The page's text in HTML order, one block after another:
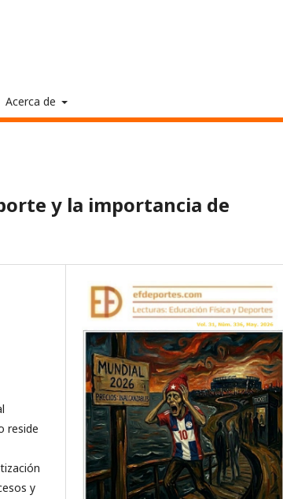
Acerca de
y la importancia de
reside
y